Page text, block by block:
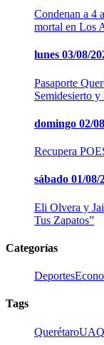
Condenan a 4
mortal en Los
lunes 03/08/
Pasaporte
Semidesierto y
domingo 02/
Recupera
sábado 01/08/
Eli Olvera y
Tus Zapatos”
Categorías
Deportes
Tags
QuerétaroUAQ